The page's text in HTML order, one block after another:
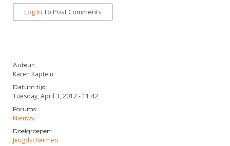
Log In To Post Comments
Auteur:
Karen Kaptein
Datum tijd:
Tuesday, April 3, 2012 - 11:42
Forums:
Nieuws
Doelgroepen:
Jeugdschermen